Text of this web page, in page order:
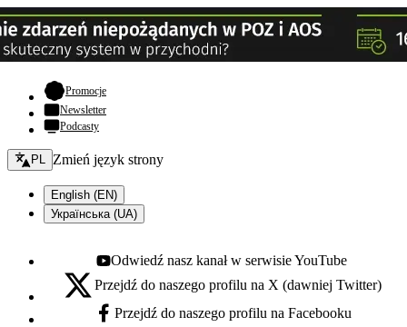
Promocje- otwiera się w nowej karcie
Newsletter
Podcasty
Zmień język - bieżący:
PL Zmień język strony
English (EN)
Українська (UA)
Youtube - otwiera się w nowej karcie
Odwiedź nasz kanał w serwisie YouTube
X - otwiera się w nowej karcie
Przejdź do naszego profilu na X (dawniej Twitter)
Facebook - otwiera się w nowej karcie
Przejdź do naszego profilu na Facebooku